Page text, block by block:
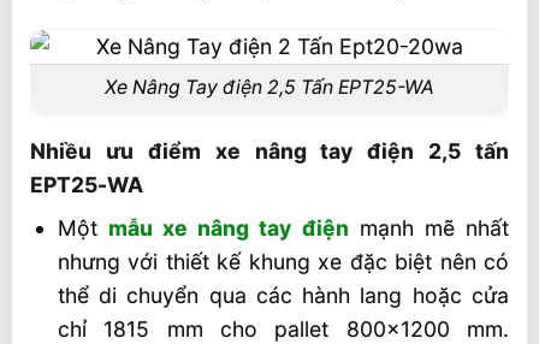
Bảng giá xe nâng tay điện EPT25-WA
(VNĐ)
tay điện 2,5 tấn EPT25-WA
EPT25-WA và video tham khảo
Video tham khảo xe nâng tay điện 2,5 tấn
EPT25-WA
Xe Nâng Tay điện 2,5 Tấn EPT25-WA
Nhiều ưu điểm xe nâng tay điện 2,5 tấn
EPT25-WA
Một mẫu xe nâng tay điện mạnh mẽ nhất
nhưng với thiết kế khung xe đặc biệt nên có
thể di chuyển qua các hành lang hoặc cửa
chỉ 1815 mm cho pallet 800×1200 mm.